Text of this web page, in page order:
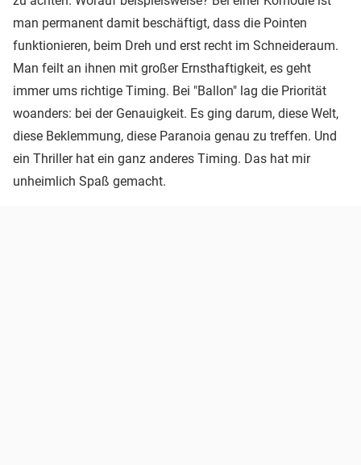
man permanent damit beschäftigt, dass die Pointen
funktionieren, beim Dreh und erst recht im Schneideraum.
Man feilt an ihnen mit großer Ernsthaftigkeit, es geht
immer ums richtige Timing. Bei "Ballon" lag die Priorität
woanders: bei der Genauigkeit. Es ging darum, diese Welt,
diese Beklemmung, diese Paranoia genau zu treffen. Und
ein Thriller hat ein ganz anderes Timing. Das hat mir
unheimlich Spaß gemacht.